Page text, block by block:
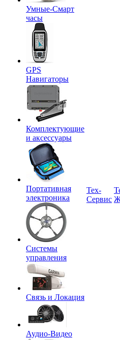
Умные-Смарт
часы
GPS
Навигаторы
Комплектующие
и аксессуары
Портативная
электроника
Системы
управления
Связь и Локация
Аудио-Видео
Tex-
Сервис